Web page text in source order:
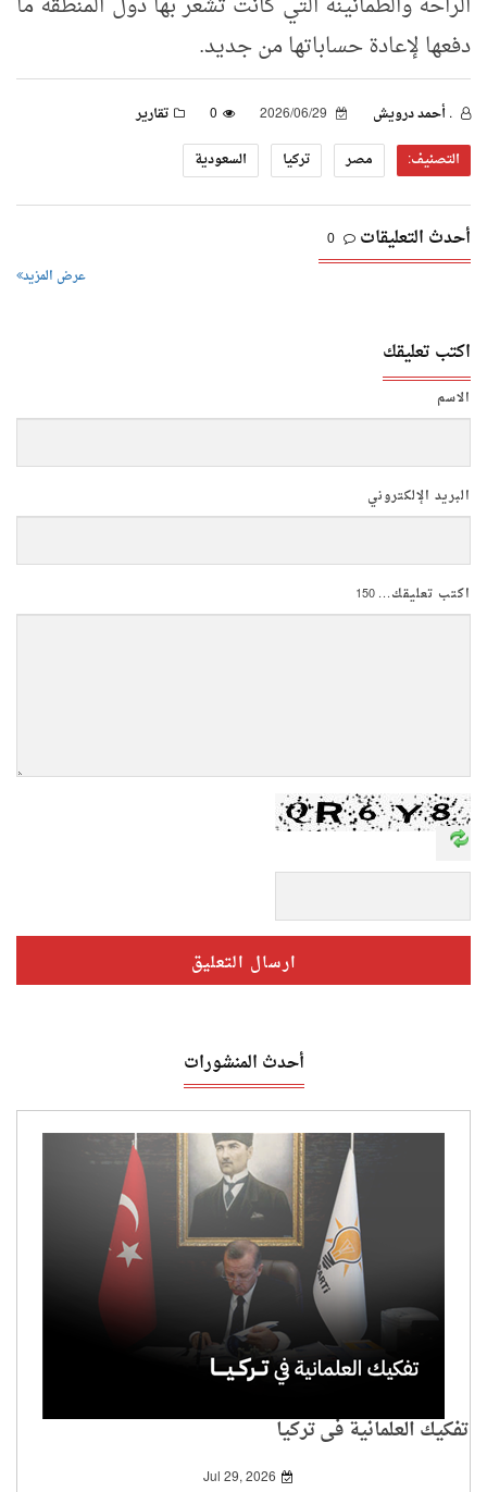
دفعها لإعادة حساباتها من جديد.
. أحمد درويش 0
تقارير
التصنيف:
مصر تركيا السعودية
أحدث التعليقات 0
عرض المزيد
اكتب تعليقك
الاسم
البريد الإلكتروني
اكتب تعليقك...150
أحدث المنشورات
تفكيك العلمانية في تركيا
Jul 29, 2026